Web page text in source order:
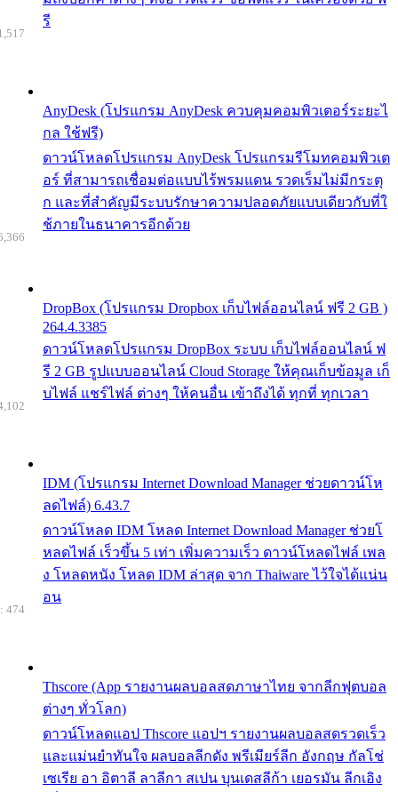
รี
AnyDesk (โปรแกรม AnyDesk ควบคุมคอมพิวเตอร์ระยะไ
กล ใช้ฟรี)
ดาวน์โหลดโปรแกรม AnyDesk โปรแกรมรีโมทคอมพิวเต
อร์ ที่สามารถเชื่อมต่อแบบไร้พรมแดน รวดเร็มไม่มีกระตุ
ก และที่สำคัญมีระบบรักษาความปลอดภัยแบบเดียวกับที่ใ
ช้ภายในธนาคารอีกด้วย
DropBox (โปรแกรม Dropbox เก็บไฟล์ออนไลน์ ฟรี 2 GB )
264.4.3385
ดาวน์โหลดโปรแกรม DropBox ระบบ เก็บไฟล์ออนไลน์ ฟ
รี 2 GB รูปแบบออนไลน์ Cloud Storage ให้คุณเก็บข้อมูล เก็
บไฟล์ แชร์ไฟล์ ต่างๆ ให้คนอื่น เข้าถึงได้ ทุกที่ ทุกเวลา
IDM (โปรแกรม Internet Download Manager ช่วยดาวน์โห
ลดไฟล์) 6.43.7
ดาวน์โหลด IDM โหลด Internet Download Manager ช่วยโ
หลดไฟล์ เร็วขึ้น 5 เท่า เพิ่มความเร็ว ดาวน์โหลดไฟล์ เพล
ง โหลดหนัง โหลด IDM ล่าสุด จาก Thaiware ไว้ใจได้แน่น
อน
Thscore (App รายงานผลบอลสดภาษาไทย จากลีกฟุตบอล
ต่างๆ ทั่วโลก)
ดาวน์โหลดแอป Thscore แอปฯ รายงานผลบอลสดรวดเร็ว
และแม่นยำทันใจ ผลบอลลีกดัง พรีเมียร์ลีก อังกฤษ กัลโช่
เซเรีย อา อิตาลี ลาลีกา สเปน บุนเดสลีก้า เยอรมัน ลีกเอิง
474